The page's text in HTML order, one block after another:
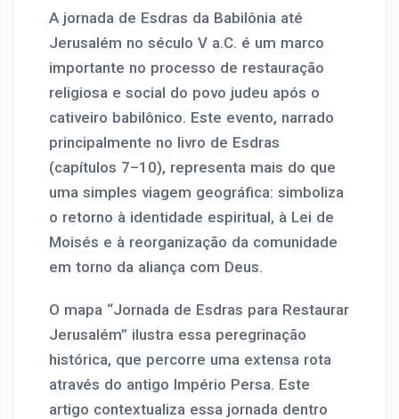
A jornada de Esdras da Babilônia até
Jerusalém no século V a.C. é um marco
importante no processo de restauração
religiosa e social do povo judeu após o
cativeiro babilônico. Este evento, narrado
principalmente no livro de Esdras
(capítulos 7–10), representa mais do que
uma simples viagem geográfica: simboliza
o retorno à identidade espiritual, à Lei de
Moisés e à reorganização da comunidade
em torno da aliança com Deus.
O mapa “Jornada de Esdras para Restaurar
Jerusalém” ilustra essa peregrinação
histórica, que percorre uma extensa rota
através do antigo Império Persa. Este
artigo contextualiza essa jornada dentro